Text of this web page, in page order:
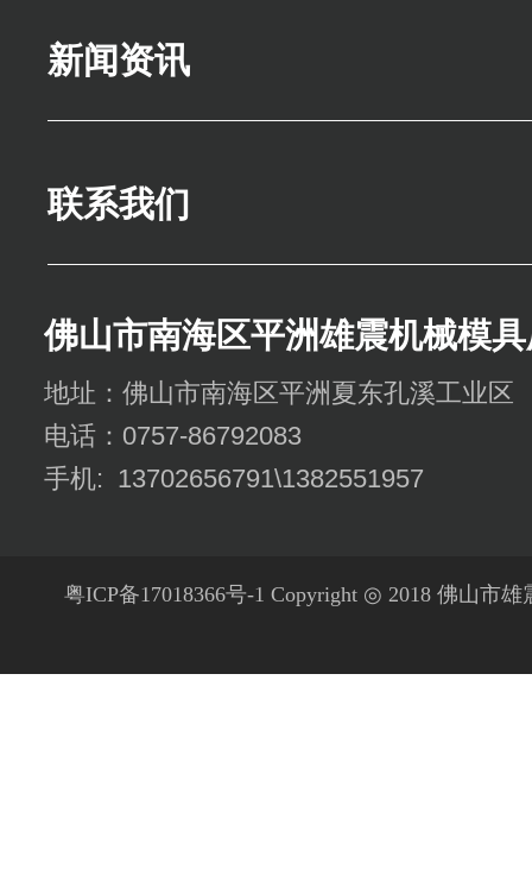
粤ICP备17018366号-1 Copyright ◎ 2018 佛山市
新闻资讯
联系我们
佛山市南海区平洲雄震机械模
地址：佛山市南海区平洲夏东孔溪工业区
电话：0757-86792083
手机: 13702656791\1382551957